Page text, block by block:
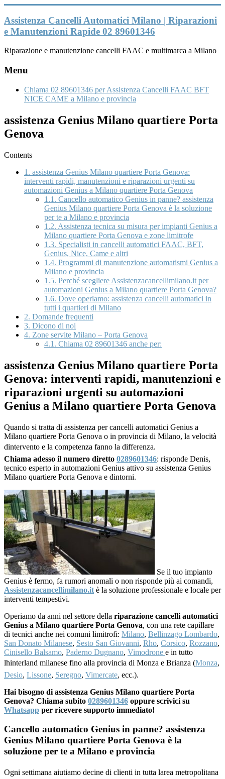
al
contenuto
Assistenza Cancelli Automatici Milano | Riparazioni
e Manutenzioni Rapide 02 89601346
Riparazione e manutenzione cancelli FAAC e multimarca a Milano
Menu
Chiama 02 89601346 per Assistenza Cancelli FAAC BFT
NICE CAME a Milano e provincia
assistenza Genius Milano quartiere Porta
Genova
Contents
1. assistenza Genius Milano quartiere Porta Genova:
interventi rapidi, manutenzioni e riparazioni urgenti su
automazioni Genius a Milano quartiere Porta Genova
1.1. Cancello automatico Genius in panne? assistenza
Genius Milano quartiere Porta Genova è la soluzione
per te a Milano e provincia
1.2. Assistenza tecnica su misura per impianti Genius a
Milano quartiere Porta Genova e zone limitrofe
1.3. Specialisti in cancelli automatici FAAC, BFT,
Genius, Nice, Came e altri
1.4. Programmi di manutenzione automatismi Genius a
Milano e provincia
1.5. Perché scegliere Assistenzacancellimilano.it per
automazioni Genius a Milano quartiere Porta Genova?
1.6. Dove operiamo: assistenza cancelli automatici in
tutti i quartieri di Milano
2. Domande frequenti
3. Dicono di noi
4. Zone servite Milano – Porta Genova
4.1. Chiama 02 89601346 anche per:
assistenza Genius Milano quartiere Porta
Genova: interventi rapidi, manutenzioni e
riparazioni urgenti su automazioni
Genius a Milano quartiere Porta Genova
Quando si tratta di assistenza per cancelli automatici Genius a
Milano quartiere Porta Genova o in provincia di Milano, la velocità
dintervento e la competenza fanno la differenza.
Chiama adesso il numero diretto 0289601346: risponde Denis,
tecnico esperto in automazioni Genius attivo su assistenza Genius
Milano quartiere Porta Genova e dintorni.
Se il tuo impianto
Genius è fermo, fa rumori anomali o non risponde più ai comandi,
Assistenzacancellimilano.it è la soluzione professionale e locale per
interventi tempestivi.
Operiamo da anni nel settore della riparazione cancelli automatici
Genius a Milano quartiere Porta Genova, con una rete capillare
di tecnici anche nei comuni limitrofi: Milano, Bellinzago Lombardo,
San Donato Milanese, Sesto San Giovanni, Rho, Corsico, Rozzano,
Cinisello Balsamo, Paderno Dugnano, Vimodrone e in tutto
lhinterland milanese fino alla provincia di Monza e Brianza (Monza,
Desio, Lissone, Seregno, Vimercate, ecc.).
Hai bisogno di assistenza Genius Milano quartiere Porta
Genova? Chiama subito 0289601346 oppure scrivici su
Whatsapp per ricevere supporto immediato!
Cancello automatico Genius in panne? assistenza
Genius Milano quartiere Porta Genova è la
soluzione per te a Milano e provincia
Ogni settimana aiutiamo decine di clienti in tutta larea metropolitana